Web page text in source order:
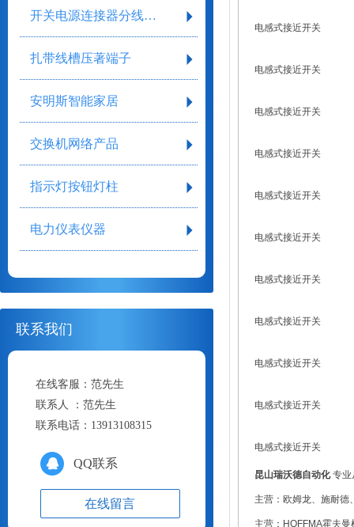
开关电源连接器分线盒气缸气阀剥线工具
扎带线槽压著端子
安明斯智能家居
交换机网络产品
指示灯按钮灯柱
电力仪表仪器
联系我们
在线客服：范先生
联系人 ：范先生
联系电话： 13913108315
QQ联系
在线留言
电感式接近开关
电感式接近开关
电感式接近开关
电感式接近开关
电感式接近开关
电感式接近开关
电感式接近开关
电感式接近开关
电感式接近开关
电感式接近开关
电感式接近开关
昆山瑞沃德自动化 专业
主营： 欧姆龙、施耐德
主营：HOFFMA霍夫